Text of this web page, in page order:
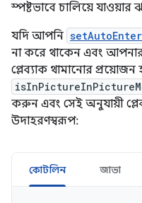
স্পষ্টভাবে চালিয়ে যাওয়ার
যদি আপনি
না করে থাকেন এবং
প্লেব্যাক থামানোর
করুন এবং সেই অনুযায়ী
উদাহরণস্বরূপ:
কোটলিন জাভা